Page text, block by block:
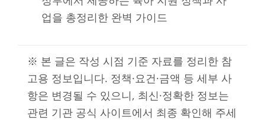
업을 총정리한 완벽 가이드
※ 본 글은 작성 시점 기준 자료를 정리한 참
고용 정보입니다. 정책·요건·금액 등 세부 사
항은 변경될 수 있으니, 최신·정확한 정보는
관련 기관 공식 사이트에서 최종 확인해 주세